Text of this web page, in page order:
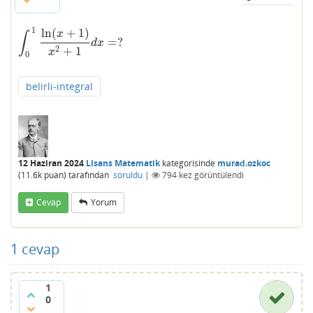
∫ 1
0
ln(x + 1)
x2 + 1
dx =?
1ln(x+1)x2+1dx =?
belirli-integral
12 Haziran 2024 Lisans Matematikkategorisinde murad.ozkoc
(11.6k puan) tarafından soruldu | 794 kez görüntülendi
Cevap Yorum
1 cevap
1
0